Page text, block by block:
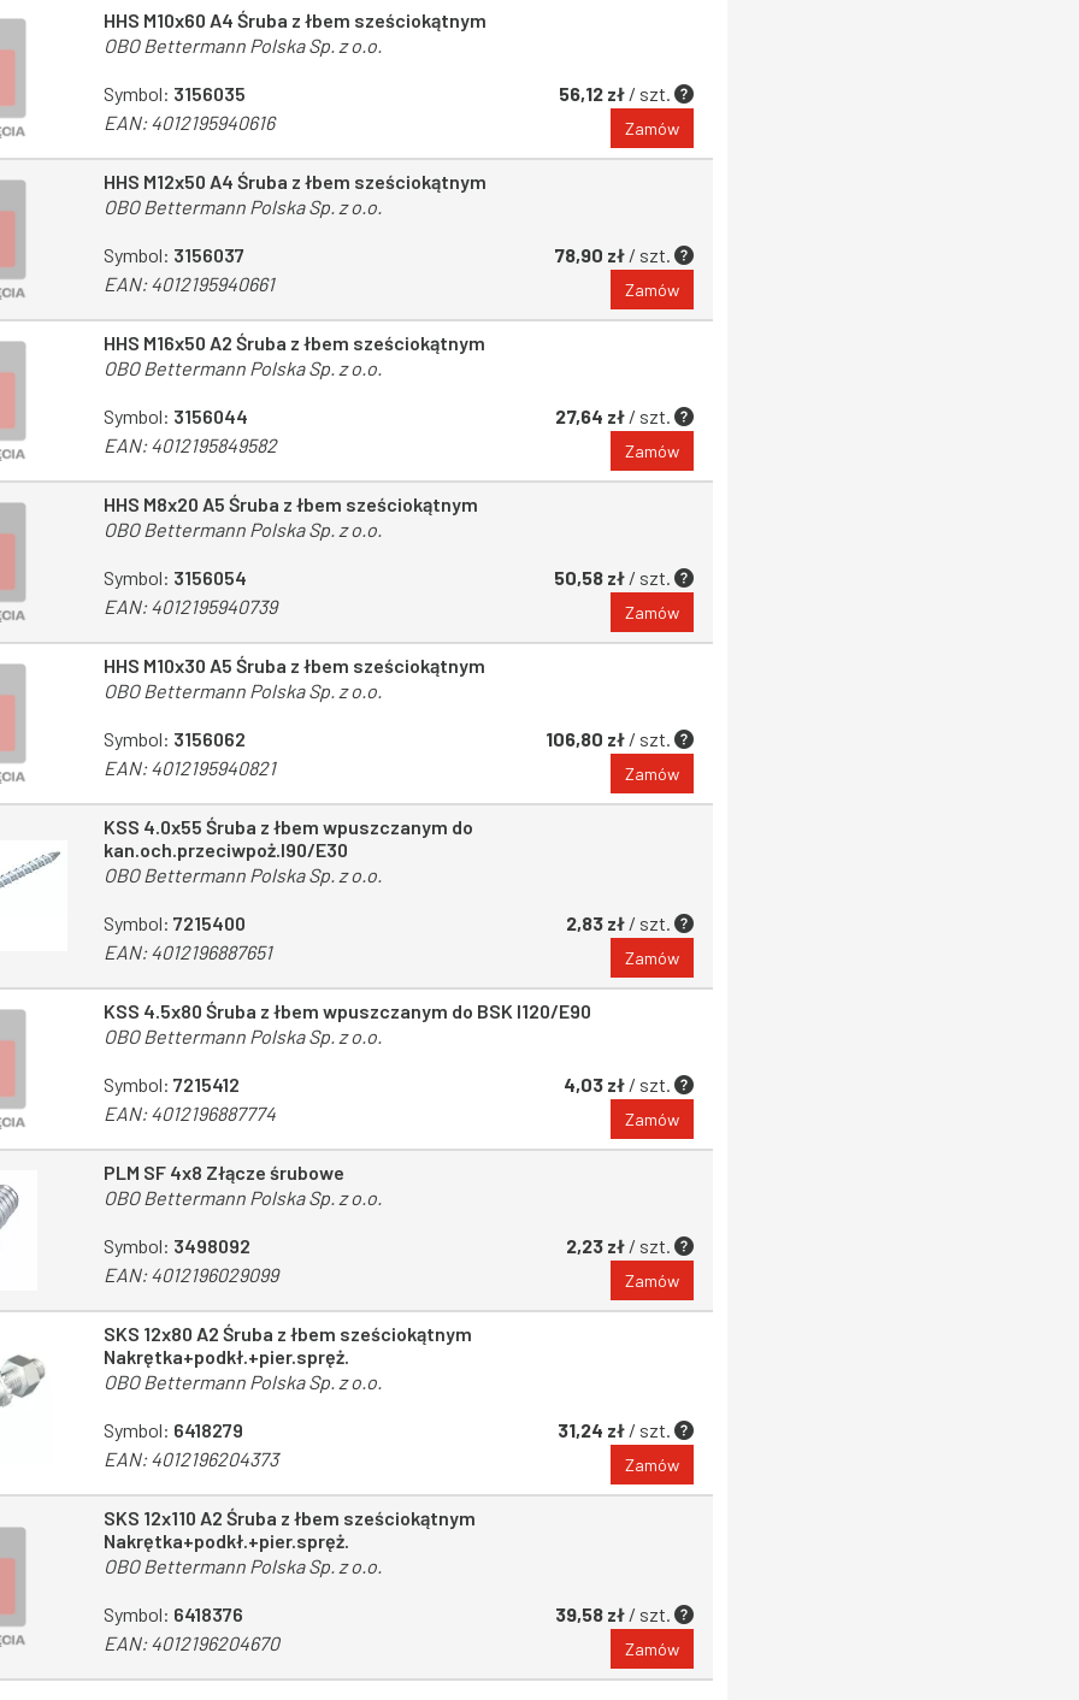
HHS M10x60 A4 Śruba z łbem sześciokątnym
OBO Bettermann Polska Sp. z o.o.
Symbol: 3156035
EAN:4012195940616
56,12 zł / szt.
Zamów
HHS M12x50 A4 Śruba z łbem sześciokątnym
OBO Bettermann Polska Sp. z o.o.
Symbol: 3156037
EAN:4012195940661
78,90 zł / szt.
Zamów
HHS M16x50 A2 Śruba z łbem sześciokątnym
OBO Bettermann Polska Sp. z o.o.
Symbol: 3156044
EAN:4012195849582
27,64 zł / szt.
Zamów
HHS M8x20 A5 Śruba z łbem sześciokątnym
OBO Bettermann Polska Sp. z o.o.
Symbol: 3156054
EAN:4012195940739
50,58 zł / szt.
Zamów
HHS M10x30 A5 Śruba z łbem sześciokątnym
OBO Bettermann Polska Sp. z o.o.
Symbol: 3156062
EAN:4012195940821
106,80 zł / szt.
Zamów
KSS 4.0x55 Śruba z łbem wpuszczanym do
kan.och.przeciwpoż.I90/E30
OBO Bettermann Polska Sp. z o.o.
Symbol: 7215400
EAN:4012196887651
2,83 zł / szt.
Zamów
KSS 4.5x80 Śruba z łbem wpuszczanym do BSK I120/E90
OBO Bettermann Polska Sp. z o.o.
Symbol: 7215412
EAN:4012196887774
4,03 zł / szt.
Zamów
PLM SF 4x8 Złącze śrubowe
OBO Bettermann Polska Sp. z o.o.
Symbol: 3498092
EAN:4012196029099
2,23 zł / szt.
Zamów
SKS 12x80 A2 Śruba z łbem sześciokątnym
Nakrętka+podkł.+pier.spręż.
OBO Bettermann Polska Sp. z o.o.
Symbol: 6418279
EAN:4012196204373
31,24 zł / szt.
Zamów
SKS 12x110 A2 Śruba z łbem sześciokątnym
Nakrętka+podkł.+pier.spręż.
OBO Bettermann Polska Sp. z o.o.
Symbol: 6418376
EAN:4012196204670
39,58 zł / szt.
Zamów